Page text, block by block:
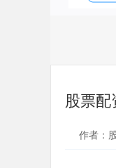
股票
作者：